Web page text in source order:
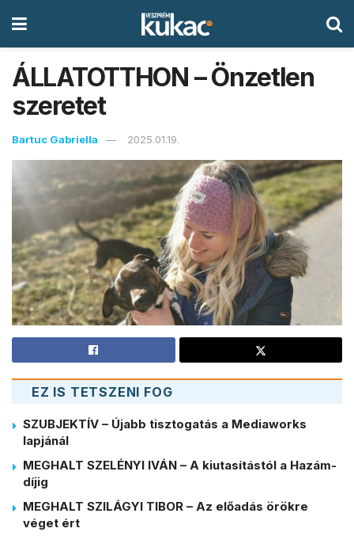
ÁLLATOTTHON – Önzetlen
szeretet
Bartuc Gabriella 2025.01.19.
EZ IS TETSZENI FOG
SZUBJEKTÍV – Újabb tisztogatás a Mediaworks
lapjánál
MEGHALT SZELÉNYI IVÁN – A kiutasítástól a Hazám-
díjig
MEGHALT SZILÁGYI TIBOR – Az előadás örökre
véget ért